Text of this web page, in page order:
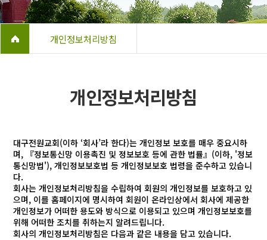
개인정보처리방침
개인정보처리방침
대구전원교회(이하 ‘회사’라 한다)는 개인정보 보호를 매우 중요시하
며, 『정보통신망 이용촉진 및 정보보호 등에 관한 법률』(이하, '정보
통신망법'), 개인정보보호법 등 개인정보보호 법령을 준수하고 있습니
다.
회사는 개인정보처리방침을 수립하여 회원의 개인정보를 보호하고 있
으며, 이를 홈페이지에 명시하여 회원이 온라인상에서 회사에 제공한
개인정보가 어떠한 용도와 방식으로 이용되고 있으며 개인정보보호를
위해 어떠한 조치를 취하는지 알려드립니다.
회사의 개인정보처리방침은 다음과 같은 내용을 담고 있습니다.